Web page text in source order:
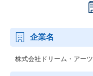
企業名
株式会社ドリーム・アーツ